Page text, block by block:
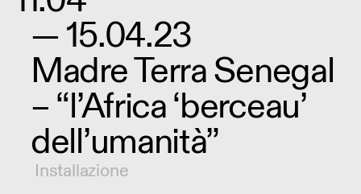
— 15.04.23
Madre Terra Senegal
– “l’Africa ‘berceau’
dell’umanità”
Installazione